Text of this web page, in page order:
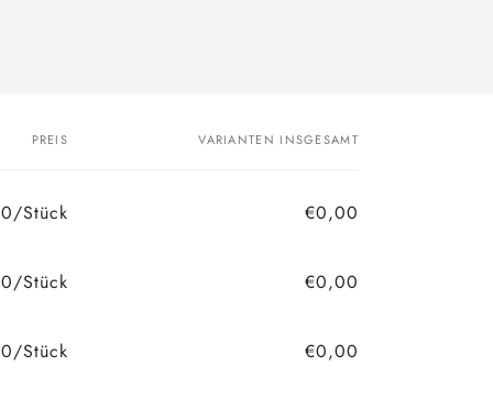
PREIS VARIANTEN INSGESAMT
Stück €0,00
Stück €0,00
Stück €0,00